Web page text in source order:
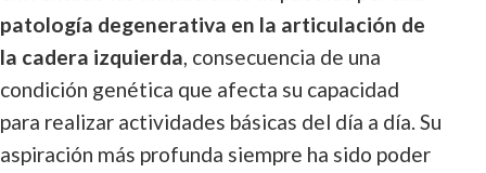
patología degenerativa en la articulación de
la cadera izquierda, consecuencia de una
condición genética que afecta su capacidad
para realizar actividades básicas del día a día. Su
aspiración más profunda siempre ha sido poder